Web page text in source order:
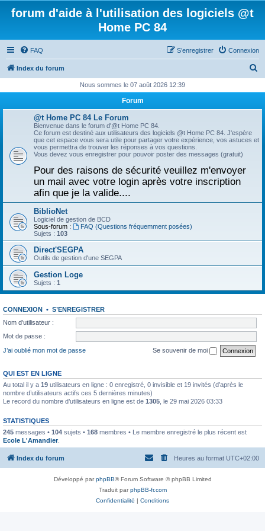
forum d'aide à l'utilisation des logiciels @t
Home PC 84
FAQ Connexion
S’enregistrer
Index du forum
h
r
Nous sommes le 07 août 2026 12:39
Forum
@t Home PC 84 Le Forum
Bienvenue dans le forum d'@t Home PC 84.
Ce forum est destiné aux utilisateurs des logiciels @t Home PC 84. J'espère
que cet espace vous sera utile pour partager votre expérience, vos astuces et
vous permettra de trouver les réponses à vos questions.
Vous devez vous enregistrer pour pouvoir poster des messages (gratuit)
Pour des raisons de sécurité veuillez m'envoyer
un mail avec votre login après votre inscription
afin que je la valide....
BiblioNet
Logiciel de gestion de BCD
Sous-forum :
FAQ (Questions fréquemment posées)
Sujets : 103
Direct'SEGPA
Outils de gestion d'une SEGPA
Gestion Loge
Sujets : 1
CONNEXION • S’ENREGISTRER
Nom d’utilisateur :
Mot de passe :
J’ai oublié mon mot de passe
Se souvenir de moi
QUI EST EN LIGNE
Au total il y a 19 utilisateurs en ligne : 0 enregistré, 0 invisible et 19 invités (d’après le
nombre d’utilisateurs actifs ces 5 dernières minutes)
Le record du nombre d’utilisateurs en ligne est de 1305 , le 29 mai 2026 03:33
STATISTIQUES
245 messages • 104 sujets • 168 membres • Le membre enregistré le plus récent est
Ecole L'Amandier.
Index du forum Heures au format UTC+02:00
Développé parphpBB® Forum Software © phpBB Limited
Traduit parphpBB-fr.com
Confidentialité | Conditions